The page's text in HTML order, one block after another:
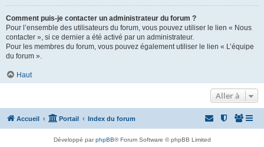
Comment puis-je contacter un administrateur du forum ?
Pour l’ensemble des utilisateurs du forum, vous pouvez utiliser le lien « Nous
contacter », si ce dernier a été activé par un administrateur.
Pour les membres du forum, vous pouvez également utiliser le lien « L’équipe
du forum ».
Haut
Aller à
Accueil Portail Index du forum
Développé parphpBB® Forum Software © phpBB Limited